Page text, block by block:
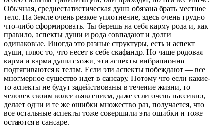
Обычная, среднестатистическая душа обязана брать местное
тело. На Земле очень резкое уплотнение, здесь очень трудно
что-либо сформировать. Ты берешь на себя карму рода и, как
правило, аспекты души и рода совпадают и долги
одинаковые. Иногда это разные структуры, есть и аспект
души, плюс то, что несет в себе скафандр. Но чаще родовая
карма и карма души схожи, эти аспекты вибрационно
подтягиваются к телам. Если эти аспекты побеждают — все
многмерное существо идет в сансару. Потому что если какие-
то аспекты не будут задействованы в течение жизни, то
человек своим волеизъявлением, даже если очень пассивно,
делает одни и те же ошибки множество раз, получается, что
все остальные аспекты тоже совершили эти ошибки и тоже
остаются в сансаре.